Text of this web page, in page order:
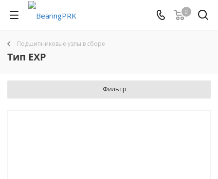
0
Подшипниковые узлы в сборе
Тип EXP
Фильтр